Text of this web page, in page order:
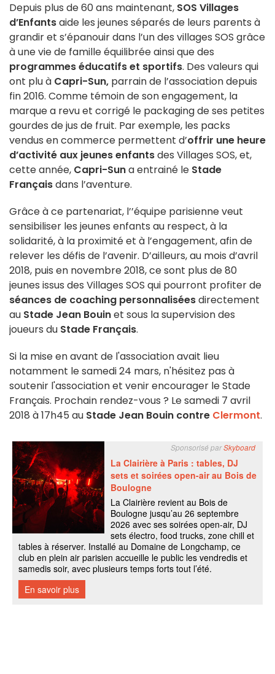
Depuis plus de 60 ans maintenant, SOS Villages
d’Enfantsaide les jeunes séparés de leurs parents à
grandir et s’épanouir dans l’un des villages SOS grâce
à une vie de famille équilibrée ainsi que des
programmes éducatifs et sportifs. Des valeurs qui
ont plu à Capri-Sun, parrain de l’association depuis
fin 2016. Comme témoin de son engagement, la
marque a revu et corrigé le packaging de ses petites
gourdes de jus de fruit. Par exemple, les packs
vendus en commerce permettent d’offrir une heure
d’activité aux jeunes enfantsdes Villages SOS, et,
cette année, Capri-Suna entrainé le Stade
Françaisdans l’aventure.
Grâce à ce partenariat, l’’équipe parisienne veut
sensibiliser les jeunes enfants au respect, à la
solidarité, à la proximité et à l’engagement, afin de
relever les défis de l’avenir. D’ailleurs, au mois d’avril
2018, puis en novembre 2018, ce sont plus de 80
jeunes issus des Villages SOS qui pourront profiter de
séances de coaching personnaliséesdirectement
au Stade Jean Bouinet sous la supervision des
joueurs du Stade Français.
Si la mise en avant de l'association avait lieu
notamment le samedi 24 mars, n'hésitez pas à
soutenir l'association et venir encourager le Stade
Français. Prochain rendez-vous ? Le samedi 7 avril
2018 à 17h45 au Stade Jean Bouin contre Clermont.